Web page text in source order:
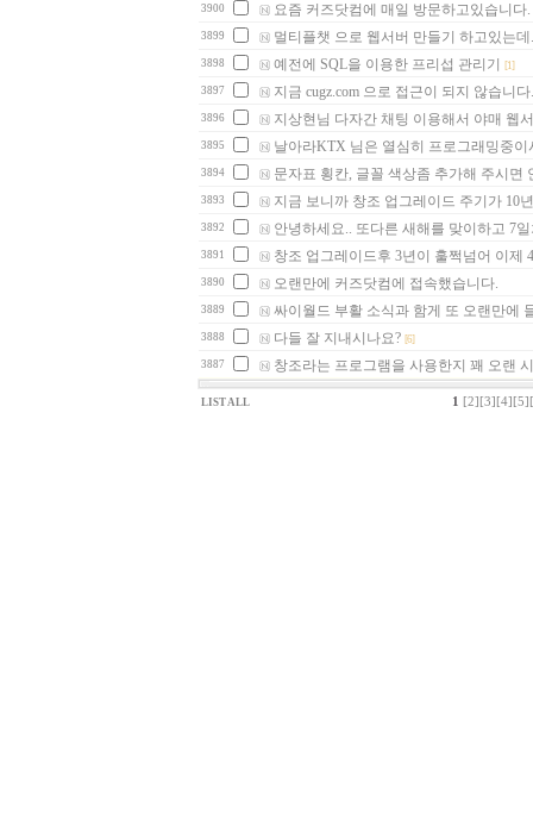
3900 요즘 커즈닷컴에 매일 방문하고있습니다.
3899 멀티플챗 으로 웹서버 만들기 하고있는데
3898 예전에 SQL을 이용한 프리섭 관리기 [1]
3897 지금 cugz.com 으로 접근이 되지 않습니다.
3896 지상현님 다자간 채팅 이용해서 야매 웹
3895 날아라KTX 님은 열심히 프로그래밍중이
3894 문자표 횡칸, 글꼴 색상좀 추가해 주시면
3893 지금 보니까 창조 업그레이드 주기가 10
3892 안녕하세요.. 또다른 새해를 맞이하고 7
3891 창조 업그레이드후 3년이 훌쩍넘어 이제
3890 오랜만에 커즈닷컴에 접속했습니다.
3889 싸이월드 부활 소식과 함게 또 오랜만에
3888 다들 잘 지내시나요? [6]
3887 창조라는 프로그램을 사용한지 꽤 오랜
LIST ALL 1 [2] [3] [4] [5]